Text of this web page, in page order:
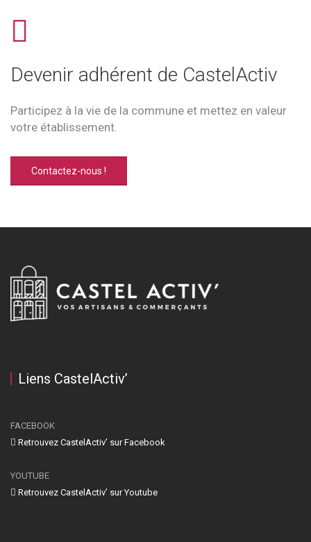
Devenir adhérent de CastelActiv
Participez à la vie de la commune et mettez en valeur
votre établissement.
Contactez-nous !
Liens CastelActiv’
FACEBOOK
Retrouvez CastelActiv’ sur Facebook
YOUTUBE
Retrouvez CastelActiv’ sur Youtube